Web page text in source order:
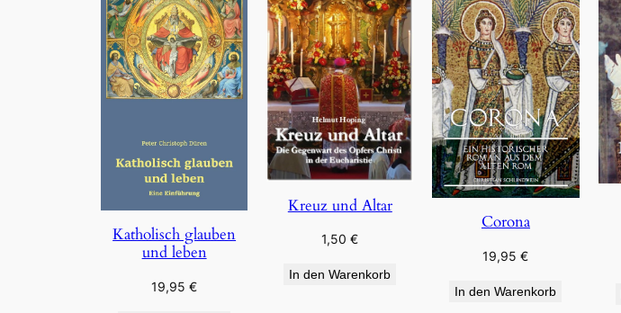
Katholisch glauben
und leben
19,95€
Kreuz und Altar
1,50€
In den Warenkorb
Corona
19,95€
In den Warenkorb